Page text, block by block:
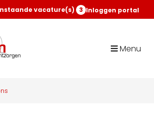
vacature(s) 3 Inloggen portal
Menu